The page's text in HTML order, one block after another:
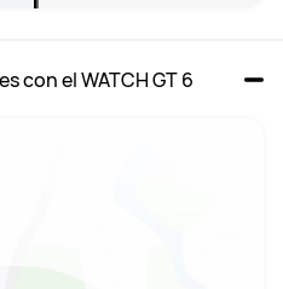
con el WATCH GT 6